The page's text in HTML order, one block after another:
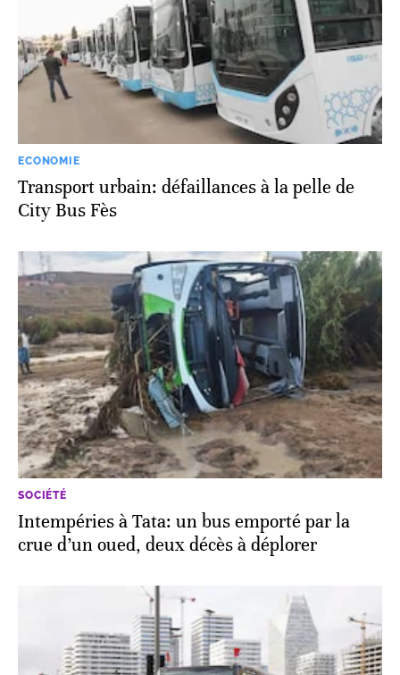
ECONOMIE
Transport urbain: défaillances à la pelle de
City Bus Fès
SOCIÉTÉ
Intempéries à Tata: un bus emporté par la
crue d’un oued, deux décès à déplorer